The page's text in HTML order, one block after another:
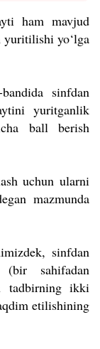
ham mavjud
yuritilishi yo‘lga
sinfdan
yuritganlik
ball berish
uchun ularni
mazmunda
sinfdan
(bir sahifadan
tadbirning ikki
etilishining